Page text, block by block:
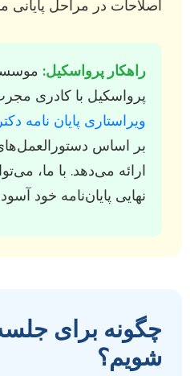
اصلاحات در مراحل پایانی
راهکار پرواسکیل: موسسه
پرواسکیل با کادری
ویراستاری پایان نامه
بر اساس
ارائه می‌دهد. با ما،
نهایی پایان‌نامه خود
چگونه برای
شویم؟